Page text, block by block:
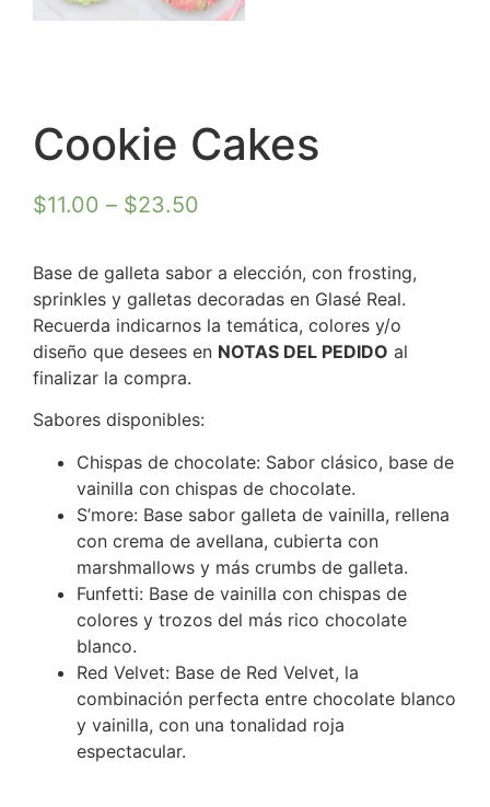
Cookie Cakes
$11.00 – $23.50
Base de galleta sabor a elección, con frosting,
sprinkles y galletas decoradas en Glasé Real.
Recuerda indicarnos la temática, colores y/o
diseño que desees en NOTAS DEL PEDIDO al
finalizar la compra.
Sabores disponibles:
Chispas de chocolate: Sabor clásico, base de
vainilla con chispas de chocolate.
S’more: Base sabor galleta de vainilla, rellena
con crema de avellana, cubierta con
marshmallows y más crumbs de galleta.
Funfetti: Base de vainilla con chispas de
colores y trozos del más rico chocolate
blanco.
Red Velvet: Base de Red Velvet, la
combinación perfecta entre chocolate blanco
y vainilla, con una tonalidad roja
espectacular.